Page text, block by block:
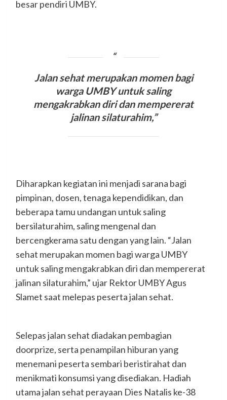
besar pendiri UMBY.
Jalan sehat merupakan momen bagi
warga UMBY untuk saling
mengakrabkan diri dan mempererat
jalinan silaturahim,”
Diharapkan kegiatan ini menjadi sarana bagi
pimpinan, dosen, tenaga kependidikan, dan
beberapa tamu undangan untuk saling
bersilaturahim, saling mengenal dan
bercengkerama satu dengan yang lain. “Jalan
sehat merupakan momen bagi warga UMBY
untuk saling mengakrabkan diri dan mempererat
jalinan silaturahim,” ujar Rektor UMBY Agus
Slamet saat melepas peserta jalan sehat.
Selepas jalan sehat diadakan pembagian
doorprize, serta penampilan hiburan yang
menemani peserta sembari beristirahat dan
menikmati konsumsi yang disediakan. Hadiah
utama jalan sehat perayaan Dies Natalis ke-38